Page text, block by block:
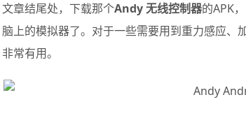
文章结尾处，下载那个Andy 无线控制器的APK
脑上的模拟器了。对于一些需要用到重力感应、
非常有用。